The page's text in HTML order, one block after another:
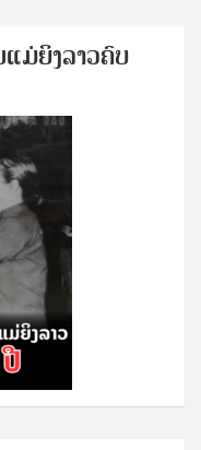
ມ່​ຍິງ​​ລາວຄົບ​